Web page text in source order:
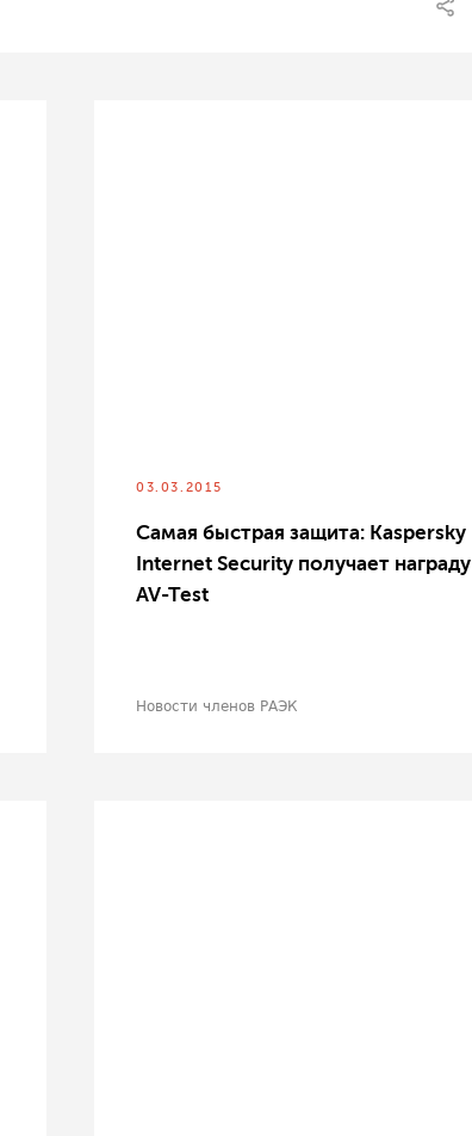
03.03.2015
Самая быстрая защита: Kaspersky
Internet Security получает награду
AV-Test
Новости членов РАЭК